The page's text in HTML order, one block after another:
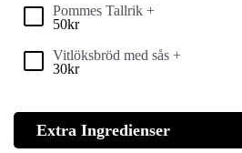
Pommes Tallrik +
50kr
Vitlöksbröd med sås +
30kr
Extra Ingredienser